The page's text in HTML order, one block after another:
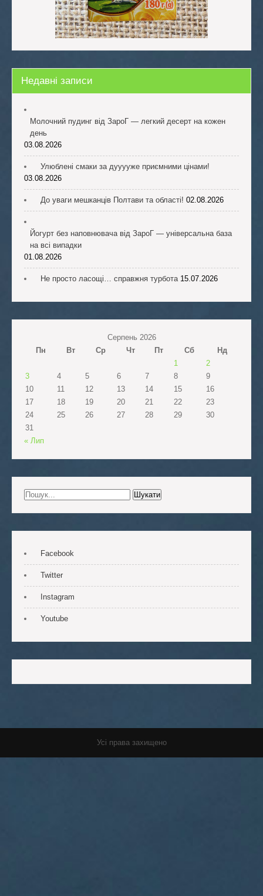
Недавні записи
Молочний пудинг від ЗароГ — легкий десерт на кожен
день
03.08.2026
Улюблені смаки за дууууже приємними цінами!
03.08.2026
До уваги мешканців Полтави та області! 02.08.2026
Йогурт без наповнювача від ЗароГ — універсальна база
на всі випадки
01.08.2026
Не просто ласощі… справжня турбота 15.07.2026
Серпень 2026
Пн
Вт Ср Чт Пт Сб
Нд
1
2
3
4 5 6 7 8
9
10
11 12 13 14 15
16
17
18 19 20 21 22
23
24
25 26 27 28 29
30
31
« Лип
Facebook
Twitter
Instagram
Youtube
Усі права захищено